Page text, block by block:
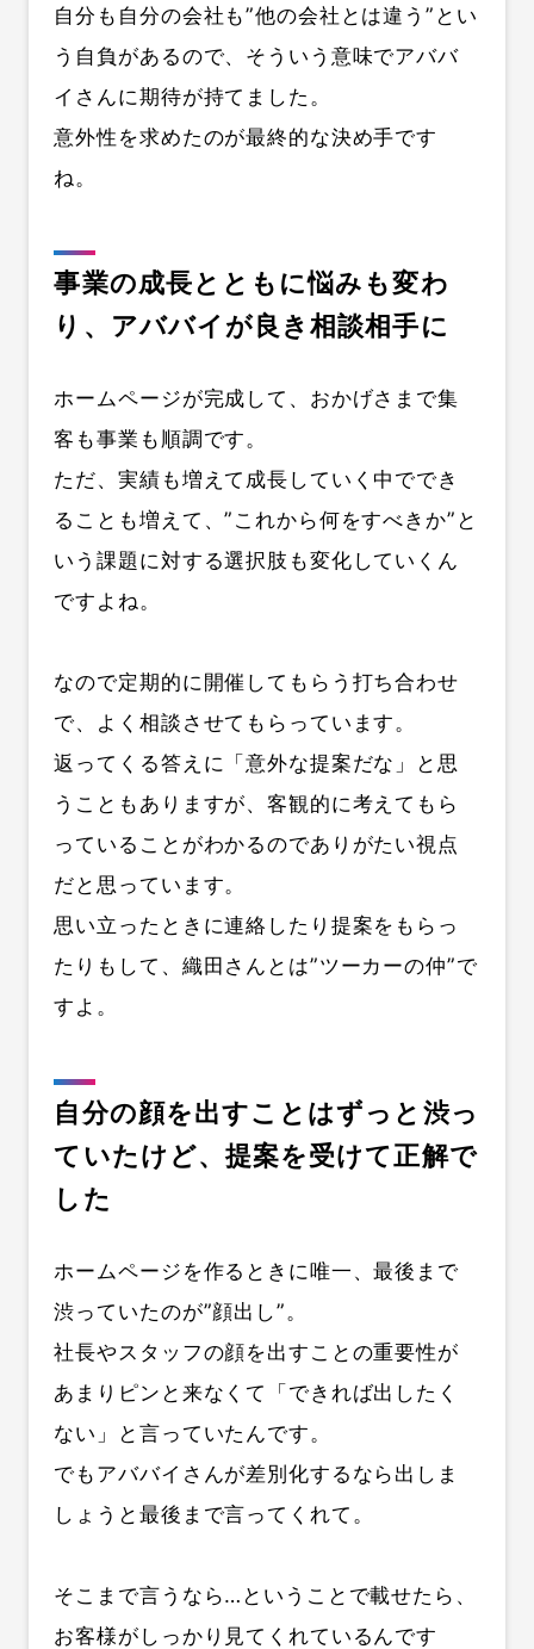
自分も自分の会社も”他の会社とは違う”とい
う自負があるので、そういう意味でアババ
イさんに期待が持てました。
意外性を求めたのが最終的な決め手です
ね。
事業の成長とともに悩みも変わ
り、アババイが良き相談相手に
ホームページが完成して、おかげさまで集
客も事業も順調です。
ただ、実績も増えて成長していく中ででき
ることも増えて、”これから何をすべきか”と
いう課題に対する選択肢も変化していくん
ですよね。
なので定期的に開催してもらう打ち合わせ
で、よく相談させてもらっています。
返ってくる答えに「意外な提案だな」と思
うこともありますが、客観的に考えてもら
っていることがわかるのでありがたい視点
だと思っています。
思い立ったときに連絡したり提案をもらっ
たりもして、織田さんとは”ツーカーの仲”で
すよ。
自分の顔を出すことはずっと渋っ
ていたけど、提案を受けて正解で
した
ホームページを作るときに唯一、最後まで
渋っていたのが”顔出し”。
社長やスタッフの顔を出すことの重要性が
あまりピンと来なくて「できれば出したく
ない」と言っていたんです。
でもアババイさんが差別化するなら出しま
しょうと最後まで言ってくれて。
そこまで言うなら…ということで載せたら、
お客様がしっかり見てくれているんです